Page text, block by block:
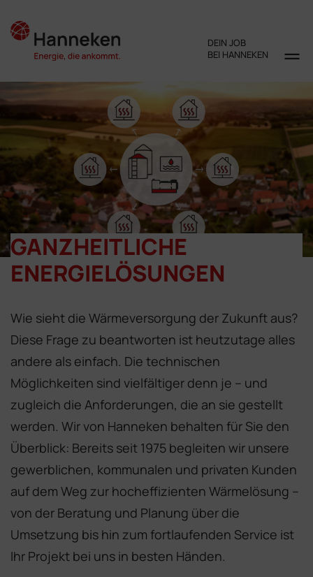
DEIN JOB
BEI HANNEKEN
GANZHEITLICHE
ENERGIELÖSUNGEN
Wie sieht die Wärmeversorgung der Zukunft aus?
Diese Frage zu beantworten ist heutzutage alles
andere als einfach. Die technischen
Möglichkeiten sind vielfältiger denn je – und
zugleich die Anforderungen, die an sie gestellt
werden. Wir von Hanneken behalten für Sie den
Überblick: Bereits seit 1975 begleiten wir unsere
gewerblichen, kommunalen und privaten Kunden
auf dem Weg zur hocheffizienten Wärmelösung –
von der Beratung und Planung über die
Umsetzung bis hin zum fortlaufenden Service ist
Ihr Projekt bei uns in besten Händen.